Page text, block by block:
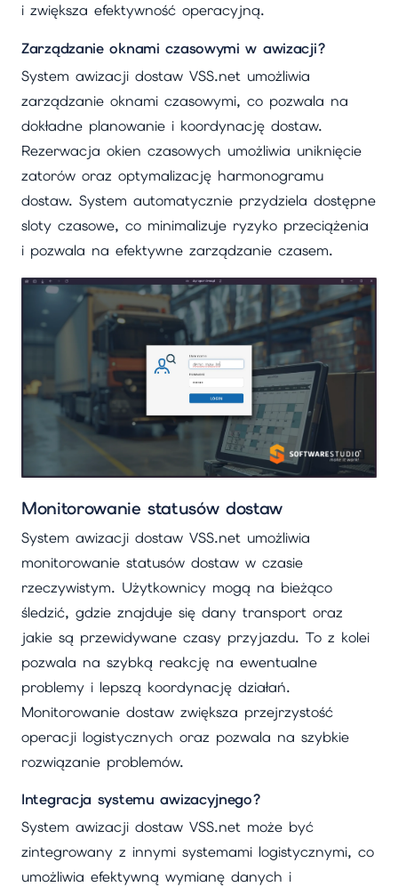
i zwiększa efektywność operacyjną.
Zarządzanie oknami czasowymi w awizacji?
System awizacji dostaw VSS.net umożliwia
zarządzanie oknami czasowymi, co pozwala na
dokładne planowanie i koordynację dostaw.
Rezerwacja okien czasowych umożliwia uniknięcie
zatorów oraz optymalizację harmonogramu
dostaw. System automatycznie przydziela dostępne
sloty czasowe, co minimalizuje ryzyko przeciążenia
i pozwala na efektywne zarządzanie czasem.
Monitorowanie statusów dostaw
System awizacji dostaw VSS.net umożliwia
monitorowanie statusów dostaw w czasie
rzeczywistym. Użytkownicy mogą na bieżąco
śledzić, gdzie znajduje się dany transport oraz
jakie są przewidywane czasy przyjazdu. To z kolei
pozwala na szybką reakcję na ewentualne
problemy i lepszą koordynację działań.
Monitorowanie dostaw zwiększa przejrzystość
operacji logistycznych oraz pozwala na szybkie
rozwiązanie problemów.
Integracja systemu awizacyjnego?
System awizacji dostaw VSS.net może być
zintegrowany z innymi systemami logistycznymi, co
umożliwia efektywną wymianę danych i